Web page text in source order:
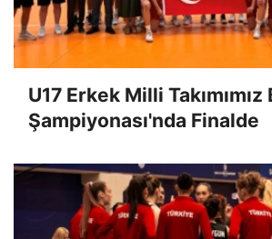
U17 Erkek Milli Takımımız
Şampiyonası'nda Finalde